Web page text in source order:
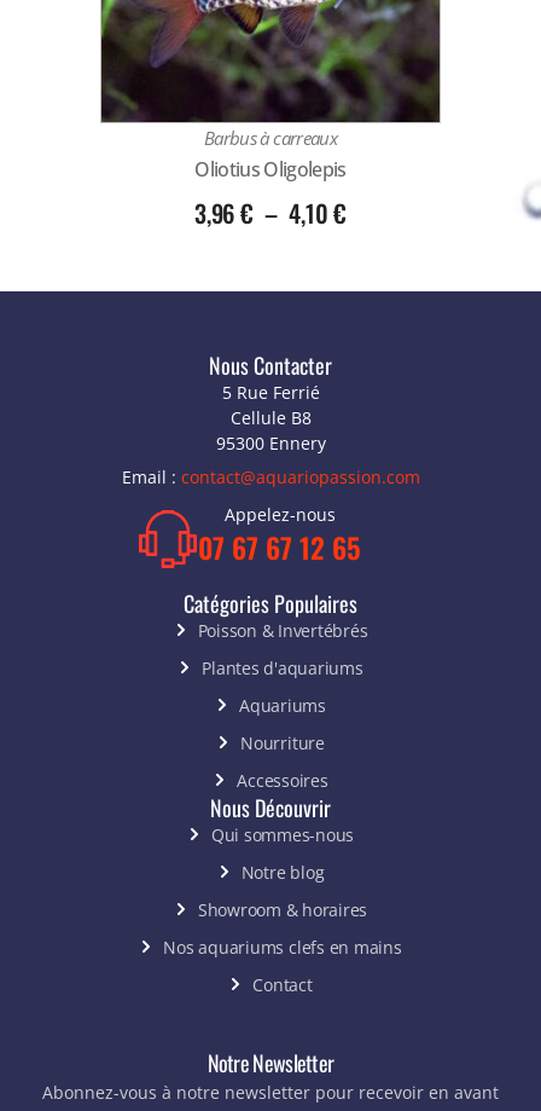
Barbus à carreaux
Oliotius Oligolepis
3,96€ – 4,10€
Nous Contacter
5 Rue Ferrié
Cellule B8
95300 Ennery
Email : contact@aquariopassion.com
Appelez-nous
07 67 67 12 65
Catégories Populaires
Poisson & Invertébrés
Plantes d'aquariums
Aquariums
Nourriture
Accessoires
Nous Découvrir
Qui sommes-nous
Notre blog
Showroom & horaires
Nos aquariums clefs en mains
Contact
Notre Newsletter
Abonnez-vous à notre newsletter pour recevoir en avant